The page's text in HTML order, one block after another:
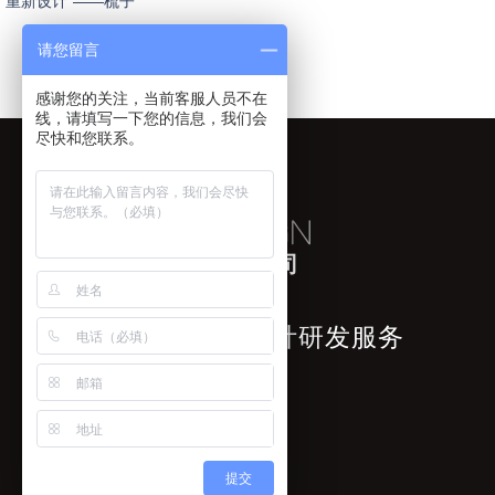
苏州睿梵工业设计有限公司
专注于工业产品的设计研发服务
请您留言
感谢您的关注，当前客服人员不在
线，请填写一下您的信息，我们会
尽快和您联系。
提交